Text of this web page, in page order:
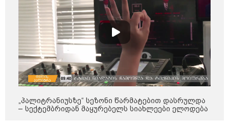
კატეგორიის ყველა სიახლე
უნცია ოქრო დღიურად 101
„პალიტრანიუსზე“ სეზონი წარმატებით დასრულდა
– სექტემბრიდან მაყურებელს სიახლეები ელოდება